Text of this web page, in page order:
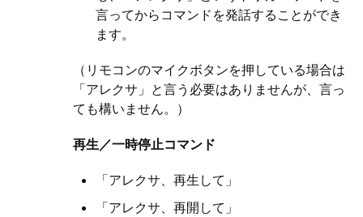
言ってからコマンドを発話することができ
ます。
（リモコンのマイクボタンを押している場合は
「アレクサ」と言う必要はありませんが、言っ
ても構いません。）
再生／一時停止コマンド
「アレクサ、再生して」
「アレクサ、再開して」